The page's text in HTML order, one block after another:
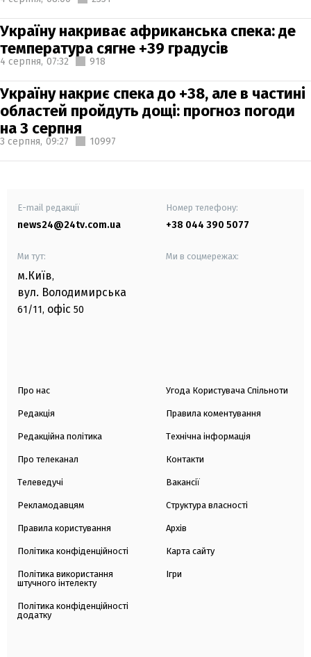
Україну накриває африканська спека: де
температура сягне +39 градусів
4 серпня, 07:32 918
Україну накриє спека до +38, але в частині
областей пройдуть дощі: прогноз погоди
на 3 серпня
3 серпня, 09:27 10997
E-mail редакції
news24@24tv.com.ua
Номер телефону:
+38 044 390 5077
Ми тут:
м.Київ,
вул. Володимирська
61/11, офіс 50
Ми в соцмережах:
Про нас
Редакція
Редакційна політика
Про телеканал
Телеведучі
Рекламодавцям
Правила користування
Політика конфіденційності
Політика використання
штучного інтелекту
Політика конфіденційності
додатку
Угода Користувача Спільноти
Правила коментування
Технічна інформація
Контакти
Вакансії
Структура власності
Архів
Карта сайту
Ігри